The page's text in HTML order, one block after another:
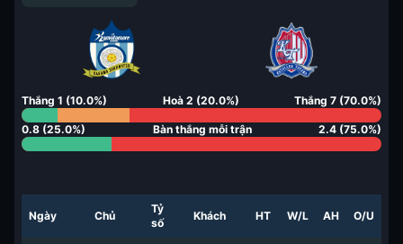
Thắng 1 (10.0%) Hoà 2 (20.0%) Thắng 7 (70.0%)
0.8 (25.0%) Bàn thắng mỗi trận 2.4 (75.0%)
Ngày Chủ
Tỷ
số
Khách HT W/L AH O/U